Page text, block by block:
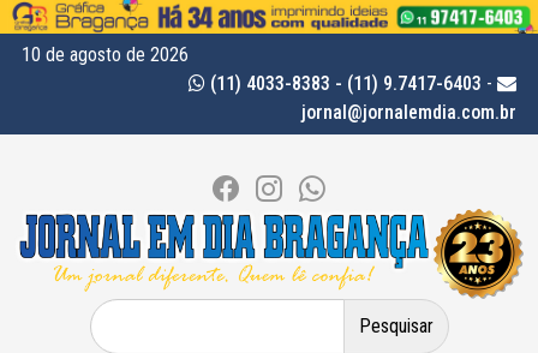
10 de agosto de 2026
(11) 4033-8383 - (11) 9.7417-6403 -
jornal@jornalemdia.com.br
Pesquisar
por: